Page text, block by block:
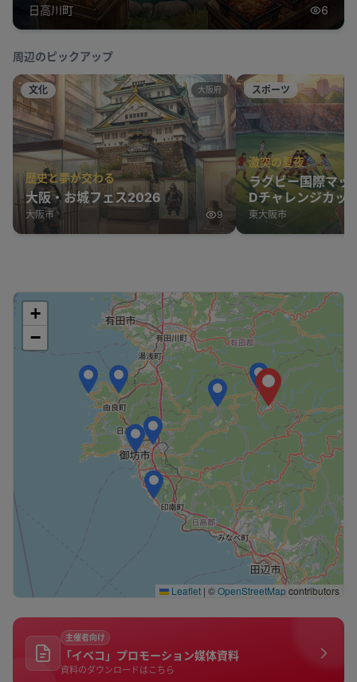
日高川町 6
周辺のピックアップ
文化 大阪府
歴史と夢が交わる
大阪・お城フェス2026
大阪市 9
スポーツ
激突の夏夜
ラグビー国際マッ
Dチャレンジカッ
表 vs オーストラ
東大阪市
+
−
Leaflet | ©OpenStreetMapcontributors
主催者向け
「イベコ」プロモーション媒体資料
資料のダウンロードはこちら